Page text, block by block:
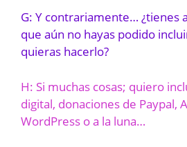
G: Y contrariamente… ¿tienes
que aún no hayas podido
quieras hacerlo?
H: Si muchas cosas; quiero
digital, donaciones de Paypal,
WordPress o a la luna…